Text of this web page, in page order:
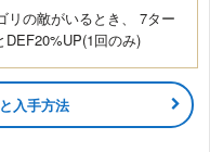
リの敵がいるとき、 7ター
DEF20%UP(1回のみ)
入手方法